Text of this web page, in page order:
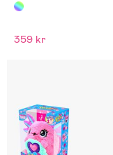
359 kr